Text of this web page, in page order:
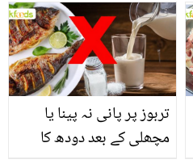
انگیز طبی فوائد
تربوز پر پانی نہ پینا یا
مچھلی کے بعد دودھ کا